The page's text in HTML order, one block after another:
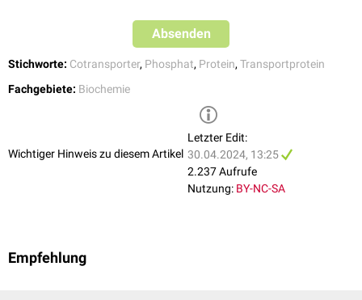
Absorptionvon Phosphat im
(NPT IIc): Reabsorption von Phosphat in der Niere
Absenden
Stichworte: Cotransporter, Phosphat, Protein, Transportprotein
Fachgebiete: Biochemie
Wichtiger Hinweis zu diesem Artikel
Letzter Edit:
30.04.2024, 13:25
2.237 Aufrufe
Nutzung: BY-NC-SA
Empfehlung